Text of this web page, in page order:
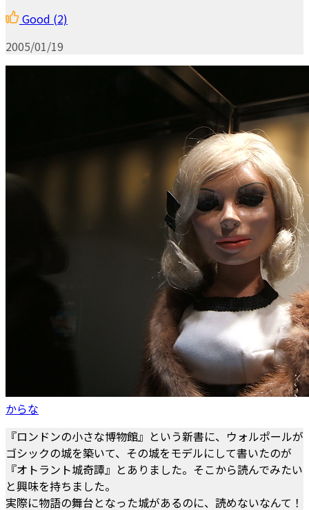
Good (2)
2005/01/19
からな
『ロンドンの小さな博物館』という新書に、ウォルポールが
ゴシックの城を築いて、その城をモデルにして書いたのが
『オトラント城奇譚』とありました。そこから読んでみたい
と興味を持ちました。
実際に物語の舞台となった城があるのに、読めないなんて！